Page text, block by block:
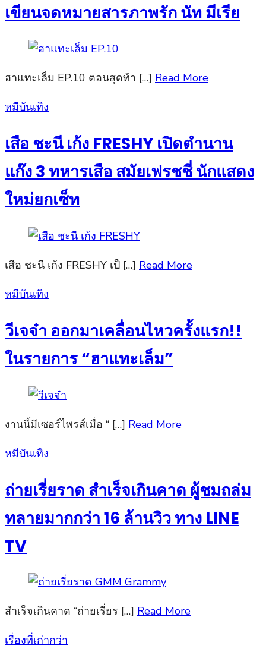
เขียนจดหมายสารภาพรัก นัท มีเรีย
ฮาแทะเล็ม EP.10 ตอนสุดท้า […] Read More
Posted
หมีบันเทิง
เสือ ชะนี เก้ง FRESHY เปิดตำนาน
แก๊ง 3 ทหารเสือ สมัยเฟรชชี่ นักแสดง
ใหม่ยกเซ็ท
เสือ ชะนี เก้ง FRESHY เป็ […] Read More
Posted
หมีบันเทิง
วีเจจ๋า ออกมาเคลื่อนไหวครั้งแรก!!
ในรายการ “ฮาแทะเล็ม”
งานนี้มีเซอร์ไพรส์เมื่อ “ […] Read More
Posted
หมีบันเทิง
ถ่ายเรี่ยราด สำเร็จเกินคาด ผู้ชมถล่ม
ทลายมากกว่า 16 ล้านวิว ทาง LINE
TV
สำเร็จเกินคาด “ถ่ายเรี่ยร […] Read More
แนะแนว
เรื่องที่เก่ากว่า